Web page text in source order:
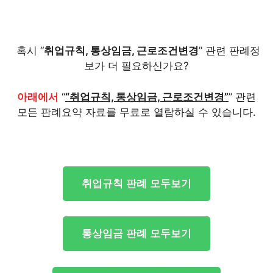
혹시 “취업규칙, 통상임금, 근로조건변경” 관련 판례정
보가 더 필요하신가요?
아래에서 ““취업규칙, 통상임금, 근로조건변경”” 관련
모든 판례요약 자료를 무료로 열람하실 수 있습니다.
취업규칙 판례 모두보기
통상임금 판례 모두보기